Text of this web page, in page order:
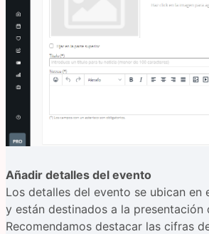
Añadir detalles del evento
Los detalles del evento se ubican en
y están destinados a la presentación
Recomendamos destacar las cifras